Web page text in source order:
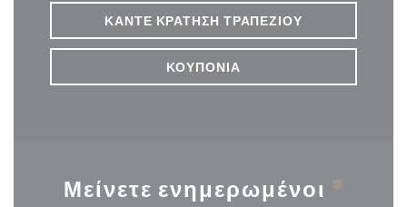
ΚΆΝΤΕ ΚΡΆΤΗΣΗ ΤΡΑΠΕΖΙΟΎ
ΚΟΥΠΌΝΙΑ
Μείνετε ενημερωμένοι *